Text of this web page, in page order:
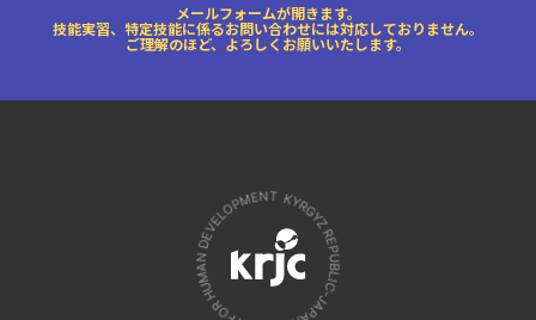
メールフォームが開きます。
技能実習、特定技能に係るお問い合わせには対応しておりません。
ご理解のほど、よろしくお願いいたします。